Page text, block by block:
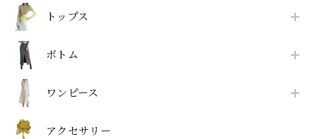
トップス
ボトム
ワンピース
アクセサリー